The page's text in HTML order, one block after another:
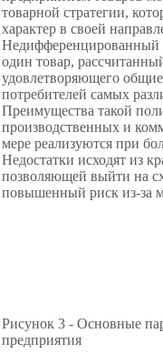
товарной стратегии,
характер в своей
Недифференцированный
один товар,
удовлетворяющего
потребителей самых
Преимущества такой
производственных и
мере реализуются при
Недостатки исходят из
позволяющей выйти на
повышенный риск из-за
Рисунок 3 - Основные
предприятия